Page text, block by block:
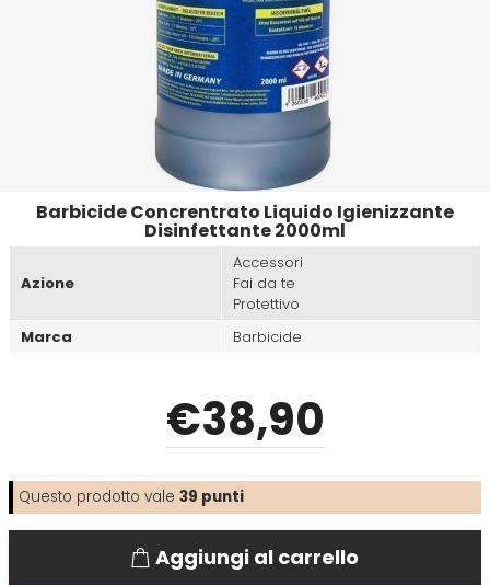
Astra
Aurore
Colorpack
Comprof
Corioliss
Cosmethic
Depot
Directions
Edelstein
Eksperience
Elgon
Emulsioni Ossidanti
Emulsioni Permanenti
Barbicide Concrentrato Liquido Igienizzante
Disinfettante 2000ml
Azione
Accessori
Fai da te
Protettivo
Marca
Barbicide
€38,90
Questo prodotto vale 39 punti
Aggiungi al carrello